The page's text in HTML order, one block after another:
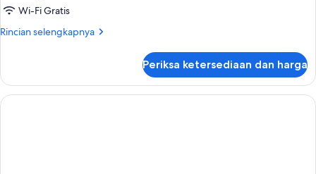
Wi-Fi Gratis
Rincian selengkapnya
Rincian
Suite
Presidensial
Periksa ketersediaan dan harga